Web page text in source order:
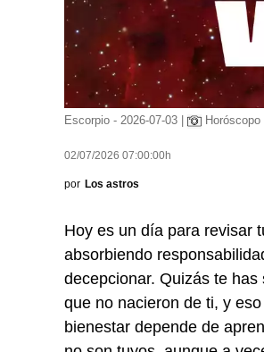
Escorpio - 2026-07-03 | Horóscopo
02/07/2026 07:00:00h
por Los astros
Hoy es un día para revisar
absorbiendo
decepcionar. Quizás te
que no nacieron de ti, y
bienestar depende de